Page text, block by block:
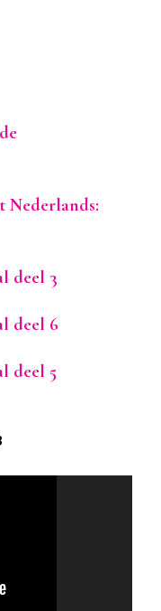
Nederlands:
deel 3
deel 6
deel 5